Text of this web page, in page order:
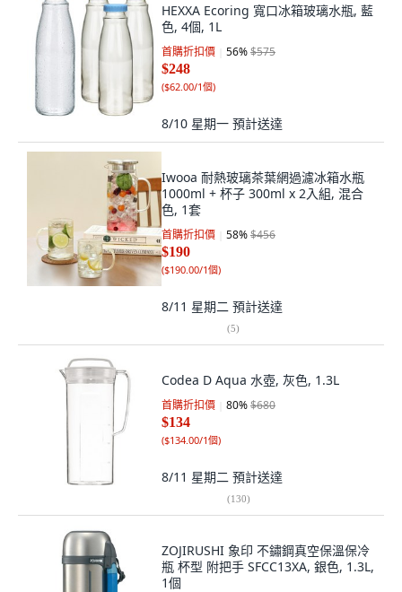
HEXXA Ecoring 寬口冰箱玻璃水瓶, 藍
色, 4個, 1L
首購折扣價 56%$575
$248
($62.00/1個)
8/10 星期一 預計送達
Iwooa 耐熱玻璃茶葉網過濾冰箱水瓶
1000ml + 杯子 300ml x 2入組, 混合
色, 1套
首購折扣價 58%$456
$190
($190.00/1個)
8/11 星期二 預計送達
(5)
Codea D Aqua 水壺, 灰色, 1.3L
首購折扣價 80%$680
$134
($134.00/1個)
8/11 星期二 預計送達
(130)
ZOJIRUSHI 象印 不鏽鋼真空保溫保冷
瓶 杯型 附把手 SFCC13XA, 銀色, 1.3L,
1個